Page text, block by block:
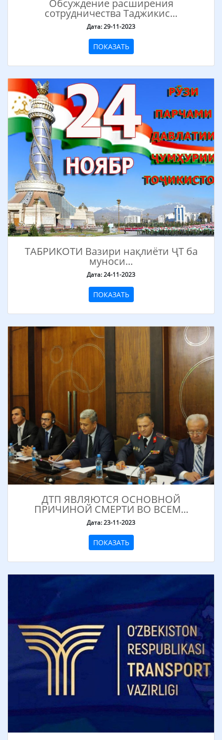
Обсуждение расширения
сотрудничества Таджикис...
Дата: 29-11-2023
ПОКАЗАТЬ
ТАБРИКОТИ Вазири нақлиёти ҶТ ба
муноси...
Дата: 24-11-2023
ПОКАЗАТЬ
ДТП ЯВЛЯЮТСЯ ОСНОВНОЙ
ПРИЧИНОЙ СМЕРТИ ВО ВСЕМ...
Дата: 23-11-2023
ПОКАЗАТЬ